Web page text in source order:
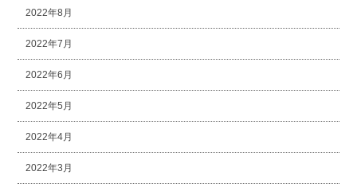
2022年8月
2022年7月
2022年6月
2022年5月
2022年4月
2022年3月